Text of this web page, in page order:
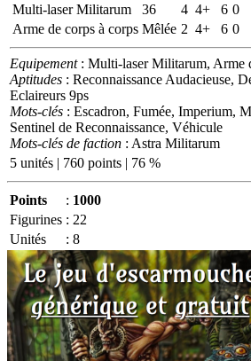
Multi-laser Militarum
36 4 4+ 6 0
Arme de corps à corps Mêlée 2 4+ 6 0
Equipement: Multi-laser Militarum, Arme
Aptitudes : Reconnaissance Audacieuse,
Eclaireurs 9ps
Mots-clés : Escadron, Fumée, Imperium,
Sentinel de Reconnaissance, Véhicule
Mots-clés de faction : Astra Militarum
5 unités | 760 points | 76 %
Points : 1000
Figurines : 22
Unités
: 8